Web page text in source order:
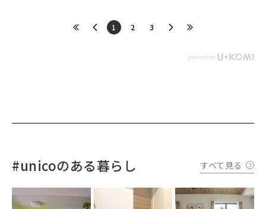
​1 ​2 ​3
#unicoのある暮らし すべて見る